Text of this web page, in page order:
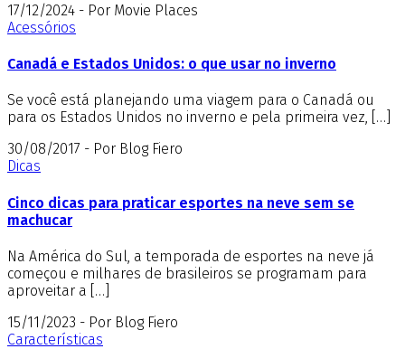
17/12/2024 - Por Movie Places
Acessórios
Canadá e Estados Unidos: o que usar no inverno
Se você está planejando uma viagem para o Canadá ou
para os Estados Unidos no inverno e pela primeira vez, […]
30/08/2017 - Por Blog Fiero
Dicas
Cinco dicas para praticar esportes na neve sem se
machucar
Na América do Sul, a temporada de esportes na neve já
começou e milhares de brasileiros se programam para
aproveitar a […]
15/11/2023 - Por Blog Fiero
Características